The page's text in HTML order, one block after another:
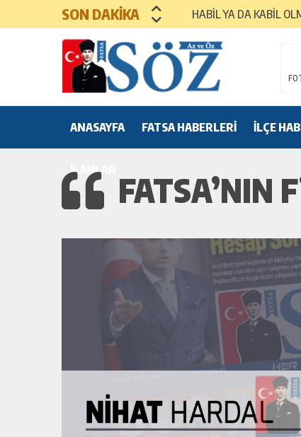
SON DAKİKA
HABİL YA DA KABİL
MEZUNİYET TÖRENLERİ
ANASAYFA FATSA HABERLERİ İLÇE
İLANLAR FATSA’NIN